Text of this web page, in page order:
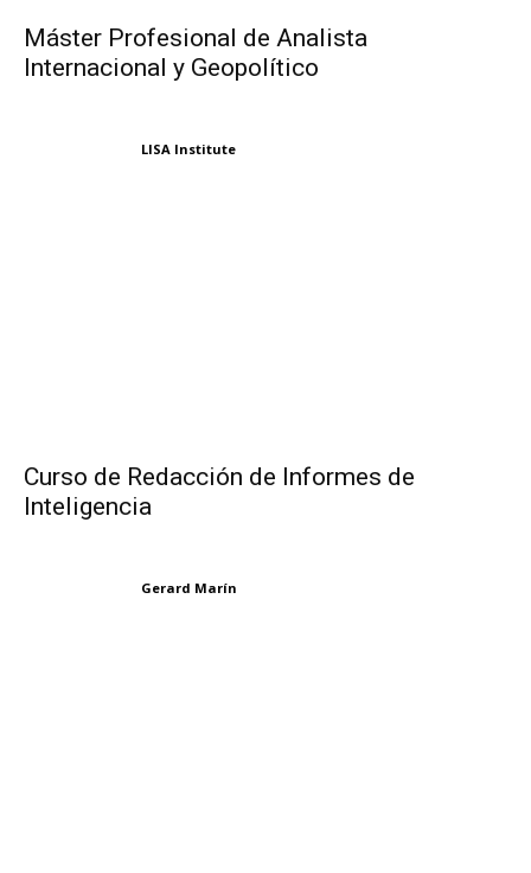
Máster Profesional de Analista
Internacional y Geopolítico
LISA Institute
Curso de Redacción de Informes de
Inteligencia
Gerard Marín